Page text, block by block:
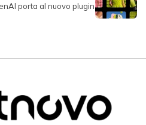
porta al nuovo plugin